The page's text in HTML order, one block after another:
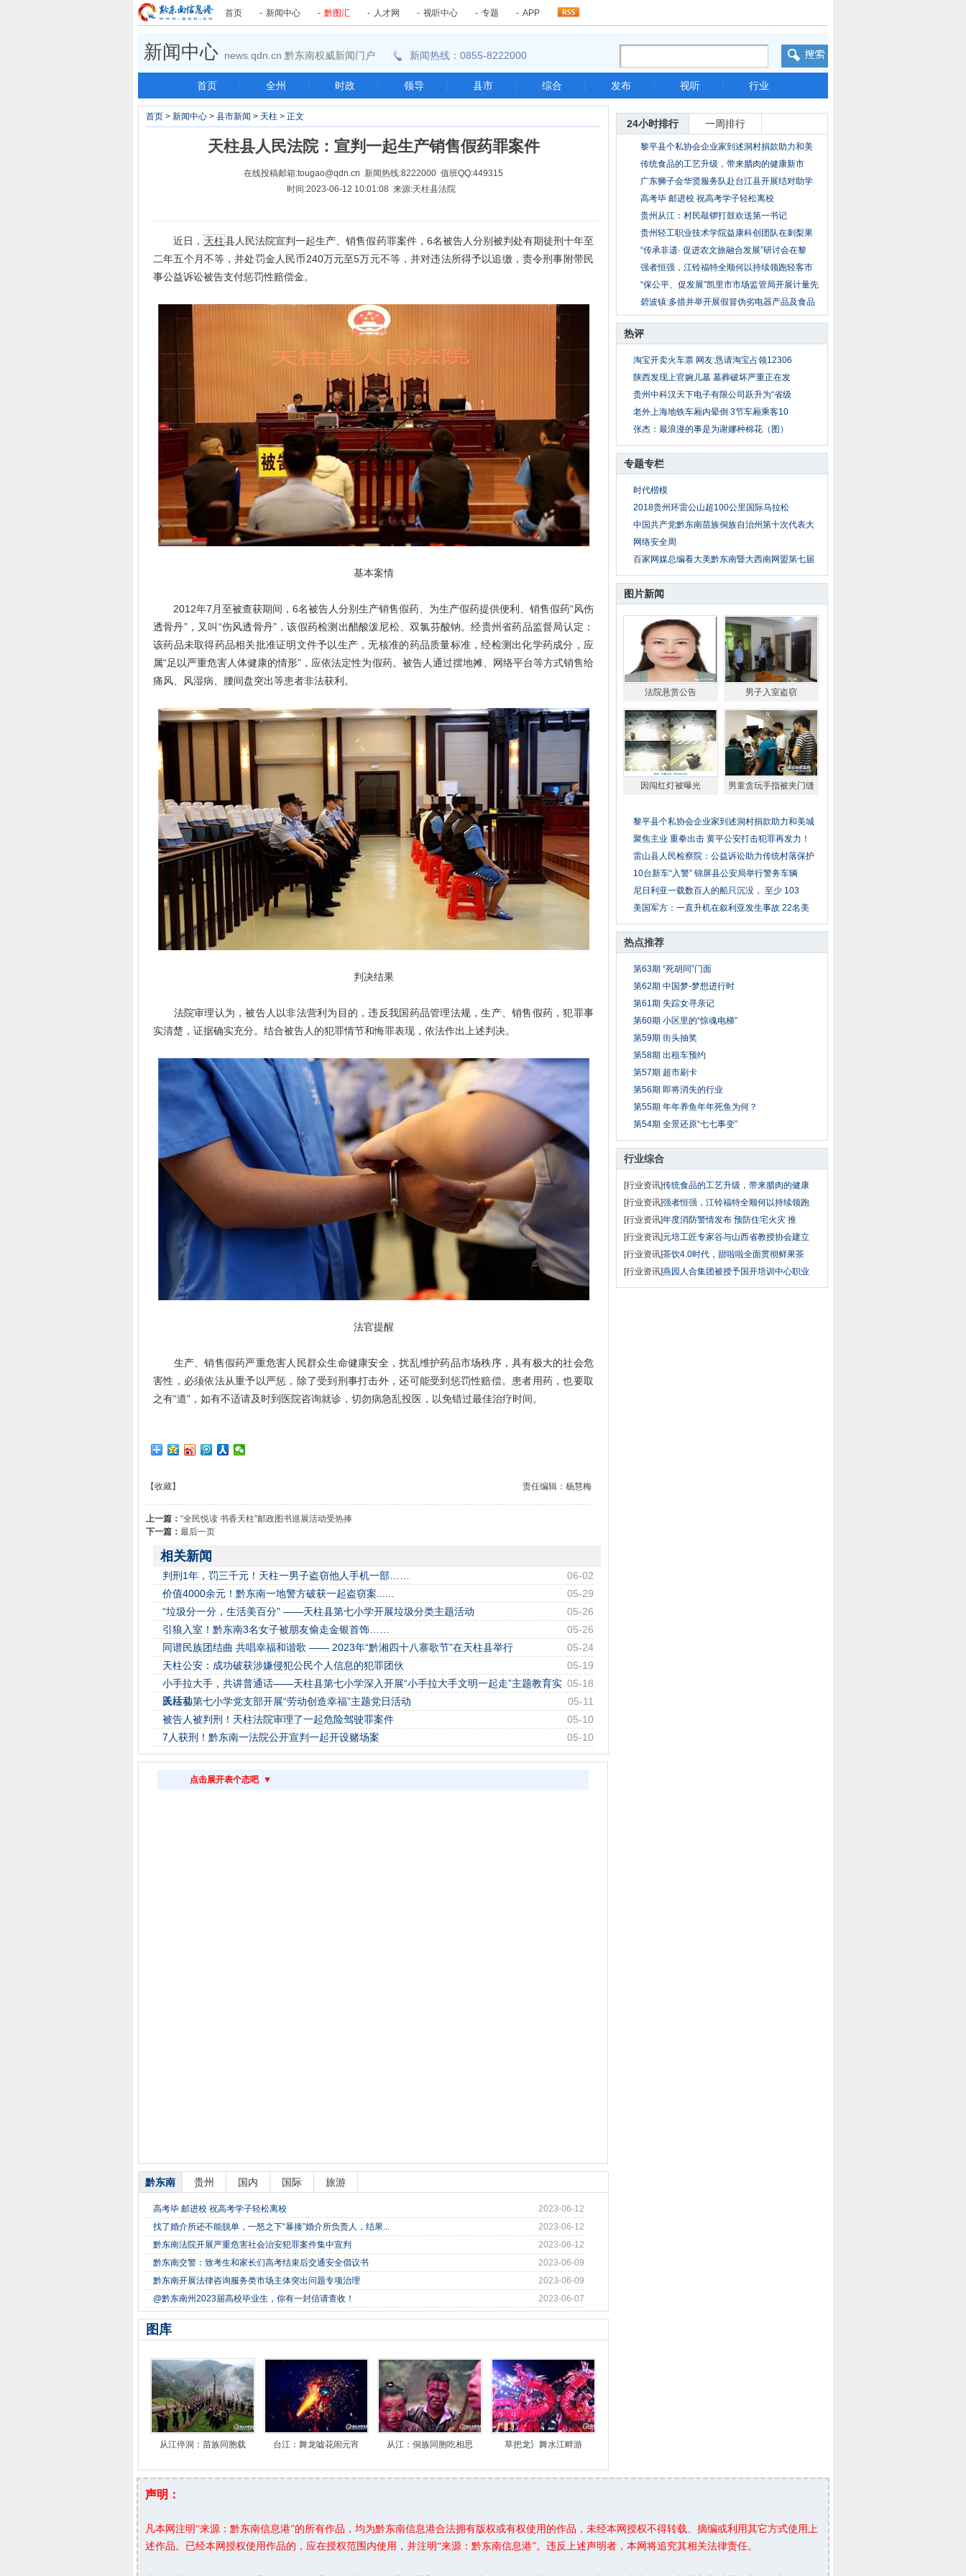
首页 - 新闻中心 - 黔图汇 - 人才网 - 视听中心 - 专题 - APP
新闻中心 news.qdn.cn 黔东南权威新闻门户 新闻热线：0855-8222000
首页 | 全州 | 时政 | 领导 | 县市 | 综合 | 发布 | 视听 | 行业
24小时排行 一周排行
黎平县个私协会企业家到述洞村捐款助力和美
城乡
传统食品的工艺升级，带来腊肉的健康新市
场！
广东狮子会华贤服务队赴台江县开展结对助学
帮扶
高考毕 邮进校 祝高考学子轻松离校
贵州从江：村民敲锣打鼓欢送第一书记
贵州轻工职业技术学院益康科创团队在刺梨果
渣资
“传承非遗· 促进农文旅融合发展”研讨会在黎
强者恒强，江铃福特全顺何以持续领跑轻客市
场？
“保公平、促发展”凯里市市场监管局开展计量先
碧波镇:多措并举开展假冒伪劣电器产品及食品
热评
淘宝开卖火车票 网友:恳请淘宝占领12306
陕西发现上官婉儿墓 墓葬破坏严重正在发
贵州中科汉天下电子有限公司跃升为“省级
老外上海地铁车厢内晕倒 3节车厢乘客10
张杰：最浪漫的事是为谢娜种棉花（图）
专题专栏
时代楷模
2018贵州环雷公山超100公里国际马拉松
中国共产党黔东南苗族侗族自治州第十次代表大
网络安全周
百家网媒总编看大美黔东南暨大西南网盟第七届
图片新闻
法院悬赏公告 男子入室盗窃
因闯红灯被曝光 男童贪玩手指被夹门缝
黎平县个私协会企业家到述洞村捐款助力和美城
聚焦主业 重拳出击 黄平公安打击犯罪再发力！
雷山县人民检察院：公益诉讼助力传统村落保护
10台新车“入警” 锦屏县公安局举行警务车辆
尼日利亚一载数百人的船只沉没， 至少 103
美国军方：一直升机在叙利亚发生事故 22名美
热点推荐
第63期 “死胡同”门面
第62期 中国梦-梦想进行时
第61期 失踪女寻亲记
第60期 小区里的“惊魂电梯”
第59期 街头抽奖
第58期 出租车预约
第57期 超市刷卡
第56期 即将消失的行业
第55期 年年养鱼年年死鱼为何？
第54期 全景还原“七七事变”
行业综合
[行业资讯]传统食品的工艺升级，带来腊肉的健康
[行业资讯]强者恒强，江铃福特全顺何以持续领跑
[行业资讯]年度消防警情发布 预防住宅火灾 推
[行业资讯]元培工匠专家谷与山西省教授协会建立
[行业资讯]茶饮4.0时代，甜啦啦全面贯彻鲜果茶
[行业资讯]燕园人合集团被授予国开培训中心职业
首页 > 新闻中心 > 县市新闻 > 天柱 > 正文
天柱县人民法院：宣判一起生产销售假药罪案件
在线投稿邮箱:tougao@qdn.cn 新闻热线:8222000 值班QQ:449315
时间:2023-06-12 10:01:08 来源:天柱县法院
近日，天柱县人民法院宣判一起生产、销售假药罪案件，6名被告人分别被判处有期徒刑十年至
二年五个月不等，并处罚金人民币240万元至5万元不等，并对违法所得予以追缴，责令刑事附带民
事公益诉讼被告支付惩罚性赔偿金。
基本案情
2012年7月至被查获期间，6名被告人分别生产销售假药、为生产假药提供便利、销售假药“风伤
透骨丹”，又叫“伤风透骨丹”，该假药检测出醋酸泼尼松、双氯芬酸钠。经贵州省药品监督局认定：
该药品未取得药品相关批准证明文件予以生产，无核准的药品质量标准，经检测出化学药成分，应
属“足以严重危害人体健康的情形”，应依法定性为假药。被告人通过摆地摊、网络平台等方式销售给
痛风、风湿病、腰间盘突出等患者非法获利。
判决结果
法院审理认为，被告人以非法营利为目的，违反我国药品管理法规，生产、销售假药，犯罪事
实清楚，证据确实充分。结合被告人的犯罪情节和悔罪表现，依法作出上述判决。
法官提醒
生产、销售假药严重危害人民群众生命健康安全，扰乱维护药品市场秩序，具有极大的社会危
害性，必须依法从重予以严惩，除了受到刑事打击外，还可能受到惩罚性赔偿。患者用药，也要取
之有“道”，如有不适请及时到医院咨询就诊，切勿病急乱投医，以免错过最佳治疗时间。
责任编辑：杨慧梅
【收藏】
上一篇： “全民悦读 书香天柱”邮政图书巡展活动受热捧
下一篇： 最后一页
相关新闻
06-02
判刑1年，罚三千元！天柱一男子盗窃他人手机一部……
05-29
价值4000余元！黔东南一地警方破获一起盗窃案......
05-26
“垃圾分一分，生活美百分” ——天柱县第七小学开展垃圾分类主题活动
05-26
引狼入室！黔东南3名女子被朋友偷走金银首饰……
05-24
同谱民族团结曲 共唱幸福和谐歌 —— 2023年“黔湘四十八寨歌节”在天柱县举行
05-19
天柱公安：成功破获涉嫌侵犯公民个人信息的犯罪团伙
05-18
小手拉大手，共讲普通话——天柱县第七小学深入开展“小手拉大手文明一起走”主题教育实
践活动
05-11
天柱县第七小学党支部开展“劳动创造幸福”主题党日活动
05-10
被告人被判刑！天柱法院审理了一起危险驾驶罪案件
05-10
7人获刑！黔东南一法院公开宣判一起开设赌场案
点击展开表个态吧 ▼
黔东南 贵州 国内 国际 旅游
2023-06-12
高考毕 邮进校 祝高考学子轻松离校
2023-06-12
找了婚介所还不能脱单，一怒之下“暴揍”婚介所负责人，结果...
2023-06-12
黔东南法院开展严重危害社会治安犯罪案件集中宣判
2023-06-09
黔东南交警：致考生和家长们高考结束后交通安全倡议书
2023-06-09
黔东南开展法律咨询服务类市场主体突出问题专项治理
2023-06-07
@黔东南州2023届高校毕业生，你有一封信请查收！
图库
从江停洞：苗族同胞载 台江：舞龙嘘花闹元宵 从江：侗族同胞吃相思 草把龙氵舞水江畔游
声明：
凡本网注明“来源：黔东南信息港”的所有作品，均为黔东南信息港合法拥有版权或有权使用的作品，未经本网授权不得转载、摘编或利用其它方式使用上
述作品。已经本网授权使用作品的，应在授权范围内使用，并注明“来源：黔东南信息港”。违反上述声明者，本网将追究其相关法律责任。